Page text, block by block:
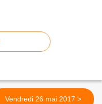
Vendredi 26 mai 2017 >